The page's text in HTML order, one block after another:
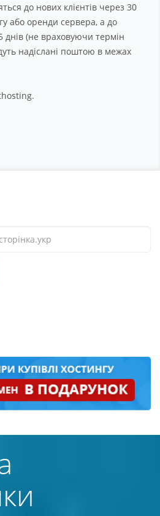
до нових клієнтів через 30
або оренди сервера, а до
днів (не враховуючи термін
надіслані поштою в межах